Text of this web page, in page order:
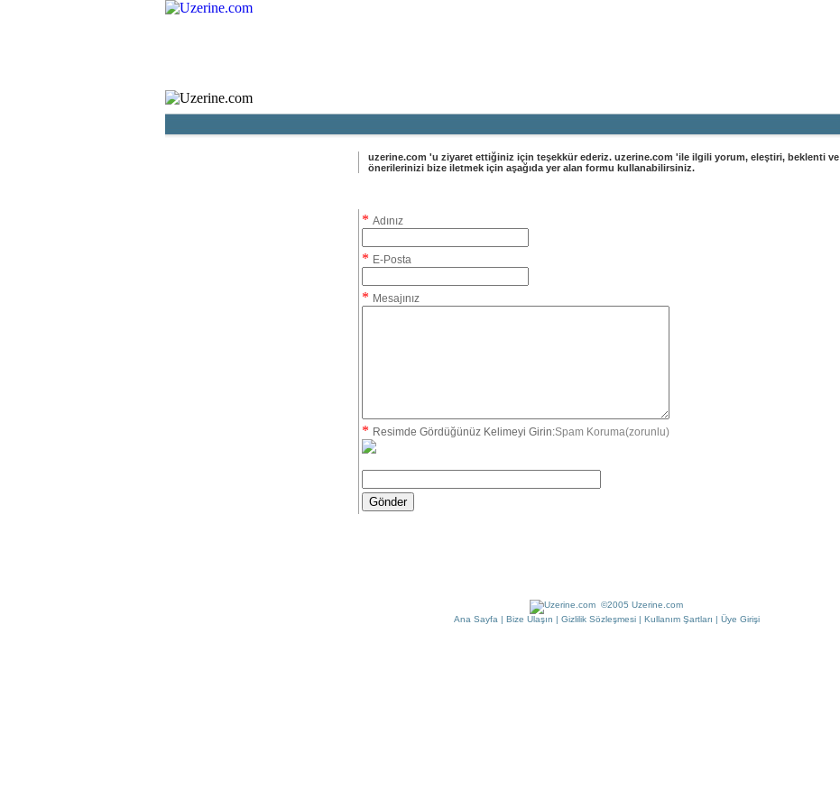
uzerine.com 'u ziyaret ettiğiniz için teşekkür ederiz. uzerine.com 'ile ilgili yorum, eleştiri, beklenti ve
önerilerinizi bize iletmek için aşağıda yer alan formu kullanabilirsiniz.
* Adınız
* E-Posta
* Mesajınız
* Resimde Gördüğünüz Kelimeyi Girin:Spam Koruma(zorunlu)
©2005 Uzerine.com
Ana Sayfa | Bize Ulaşın | Gizlilik Sözleşmesi| Kullanım Şartları | Üye Girişi